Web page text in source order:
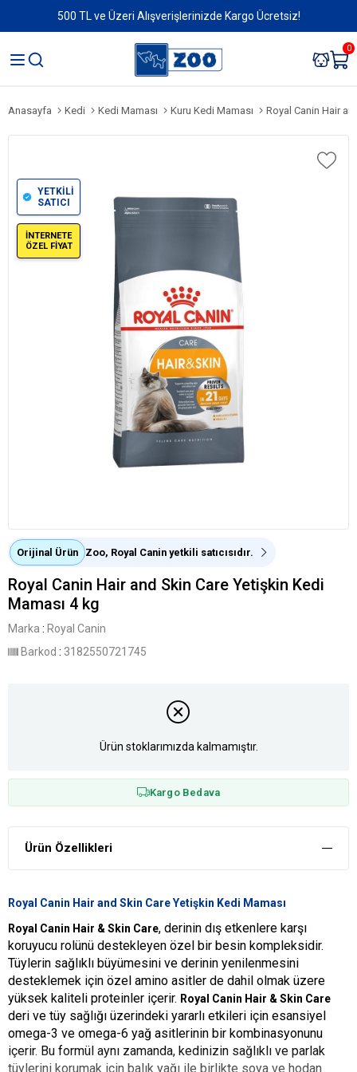
500 TL ve Üzeri Alışverişlerinizde Kargo Ücretsiz!
0
Anasayfa Kedi Kedi Maması Kuru Kedi Maması Royal Canin Hair
YETKİLİ
SATICI
İNTERNETE
ÖZEL FİYAT
Orijinal Ürün Zoo, Royal Canin yetkili satıcısıdır.
Royal Canin Hair and Skin Care Yetişkin Kedi
Maması 4 kg
Marka : Royal Canin
Barkod : 3182550721745
Ürün stoklarımızda kalmamıştır.
Kargo Bedava
Ürün Özellikleri
Royal Canin Hair and Skin Care Yetişkin Kedi Maması
Royal Canin Hair & Skin Care, derinin dış etkenlere karşı
koruyucu rolünü destekleyen özel bir besin kompleksidir.
Tüylerin sağlıklı büyümesini ve derinin yenilenmesini
desteklemek için özel amino asitler de dahil olmak üzere
yüksek kaliteli proteinler içerir. Royal Canin Hair & Skin Care
deri ve tüy sağlığı üzerindeki yararlı etkileri için esansiyel
omega-3 ve omega-6 yağ asitlerinin bir kombinasyonunu
içerir. Bu formül aynı zamanda, kedinizin sağlıklı ve parlak
tüylerini korumak için balık yağı ile birlikte soya ve hodan